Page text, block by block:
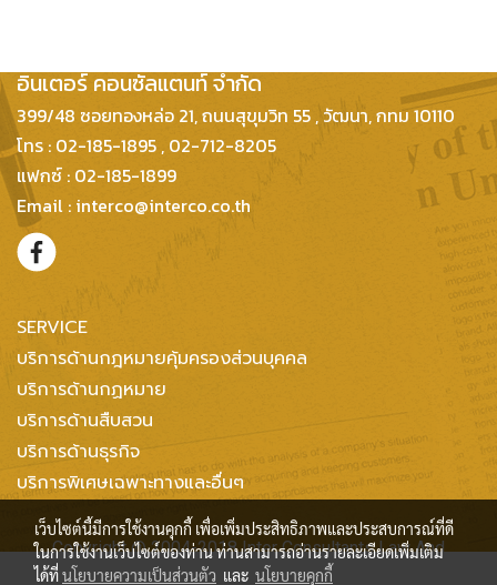
อินเตอร์ คอนซัลแตนท์ จำกัด
399/48 ซอยทองหล่อ 21, ถนนสุขุมวิท 55 , วัฒนา, กทม 10110
โทร : 02-185-1895 , 02-712-8205
แฟกซ์ : 02-185-1899
Email : interco@interco.co.th
SERVICE
บริการด้านกฎหมายคุ้มครองส่วนบุคคล
บริการด้านกฏหมาย
บริการด้านสืบสวน
บริการด้านธุรกิจ
บริการพิเศษเฉพาะทางและอื่นๆ
Copyright @ 2004-2018 Inter Consultants Law And
Business Ltd. All Right reserved.
เว็บไซต์นี้มีการใช้งานคุกกี้ เพื่อเพิ่มประสิทธิภาพและประสบการณ์ที่ดี
ในการใช้งานเว็บไซต์ของท่าน ท่านสามารถอ่านรายละเอียดเพิ่มเติม
ได้ที่นโยบายความเป็นส่วนตัว และ นโยบายคุกกี้